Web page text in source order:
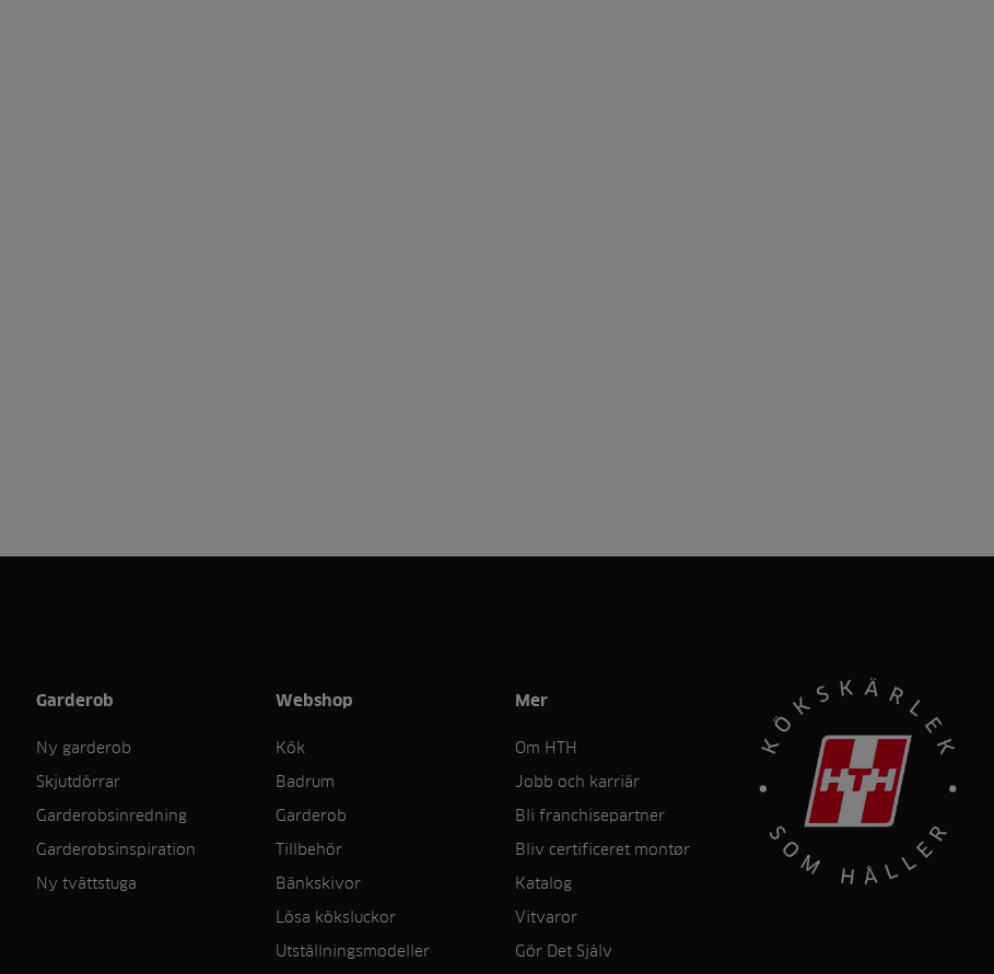
Garderob
Ny garderob
Skjutdörrar
Garderobsinredning
Garderobsinspiration
Ny tvättstuga
Webshop
Kök
Badrum
Garderob
Tillbehör
Bänkskivor
Lösa köksluckor
Utställningsmodeller
Mer
Om HTH
Jobb och karriär
Bli franchisepartner
Bliv certificeret montør
Katalog
Vitvaror
Gör Det Sjålv